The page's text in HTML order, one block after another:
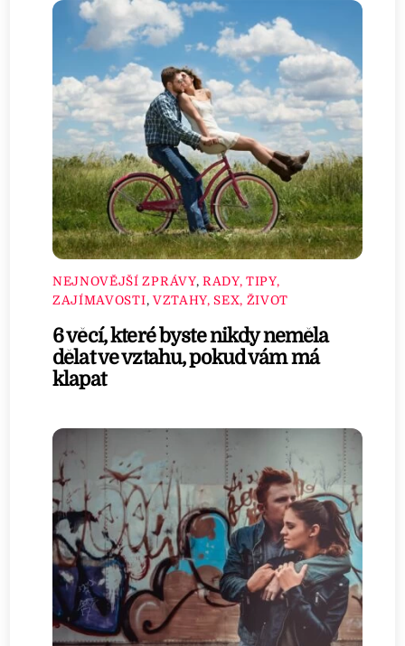
NEJNOVĚJŠÍ ZPRÁVY, RADY, TIPY,
ZAJÍMAVOSTI, VZTAHY, SEX, ŽIVOT
6 věcí, které byste nikdy neměla
dělat ve vztahu, pokud vám má
klapat